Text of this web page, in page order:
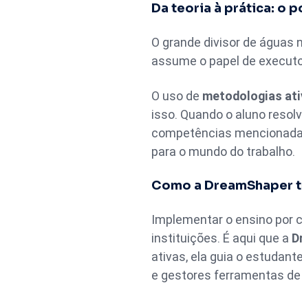
Da teoria à prática: o
O grande divisor de
assume o papel de
O uso de metodologias
isso. Quando o aluno
competências
para o mundo do trabalho.
Como a DreamShaper
Implementar o ensino por
instituições. É aqui que a
ativas, ela guia o
e gestores ferramentas